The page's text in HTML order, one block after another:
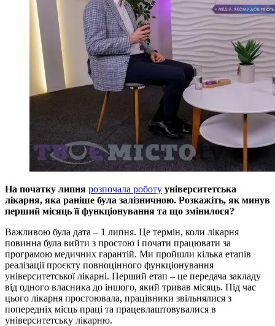
На початку липня розпочала роботу університетська
лікарня, яка раніше була залізничною. Розкажіть, як минув
перший місяць її функціонування та що змінилося?
Важливою була дата – 1 липня. Це термін, коли лікарня
повинна була вийти з простою і почати працювати за
програмою медичних гарантій. Ми пройшли кілька етапів
реалізації проєкту повноцінного функціонування
університетської лікарні. Перший етап – це передача закладу
від одного власника до іншого, який тривав місяць. Під час
цього лікарня простоювала, працівники звільнялися з
попередніх місць праці та працевлаштовувалися в
університетську лікарню.